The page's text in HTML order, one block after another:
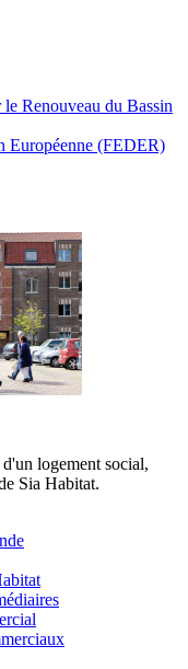
Renouveau du Bassin
Européenne (FEDER)
logement social,
Sia Habitat.